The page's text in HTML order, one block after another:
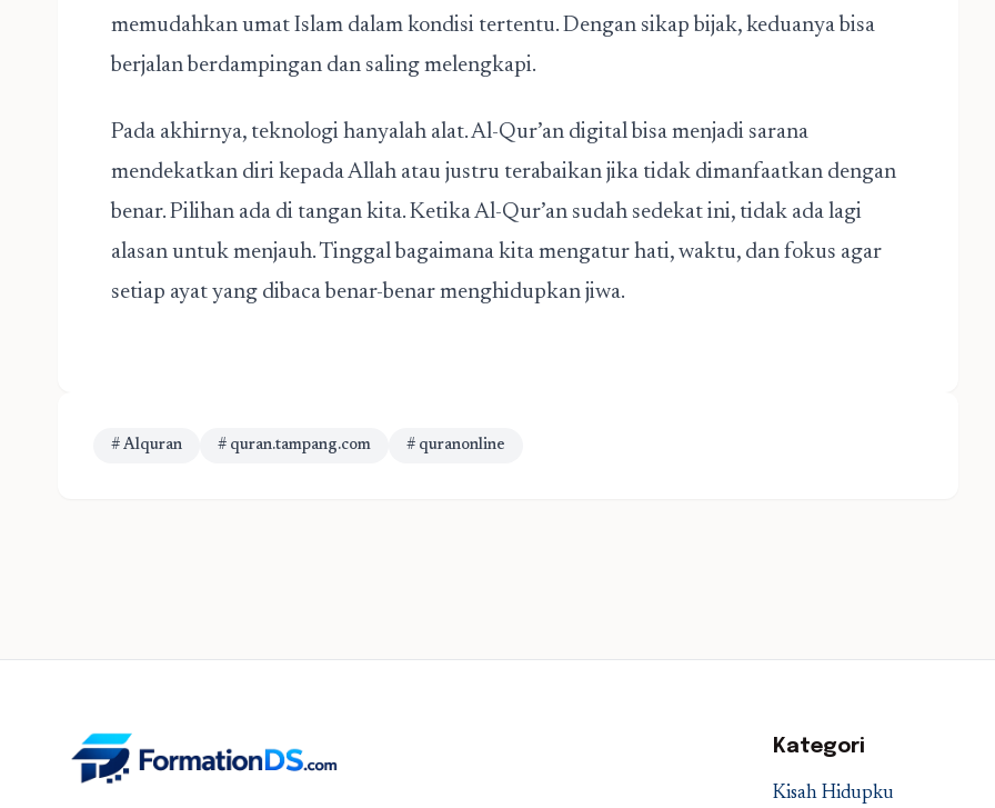
memudahkan umat Islam dalam kondisi tertentu. Dengan sikap bijak, keduanya bisa
berjalan berdampingan dan saling melengkapi.
Pada akhirnya, teknologi hanyalah alat. Al-Qur’an digital bisa menjadi sarana
mendekatkan diri kepada Allah atau justru terabaikan jika tidak dimanfaatkan dengan
benar. Pilihan ada di tangan kita. Ketika Al-Qur’an sudah sedekat ini, tidak ada lagi
alasan untuk menjauh. Tinggal bagaimana kita mengatur hati, waktu, dan fokus agar
setiap ayat yang dibaca benar-benar menghidupkan jiwa.
# Alquran # quran.tampang.com # quranonline
Kategori
Kisah Hidupku